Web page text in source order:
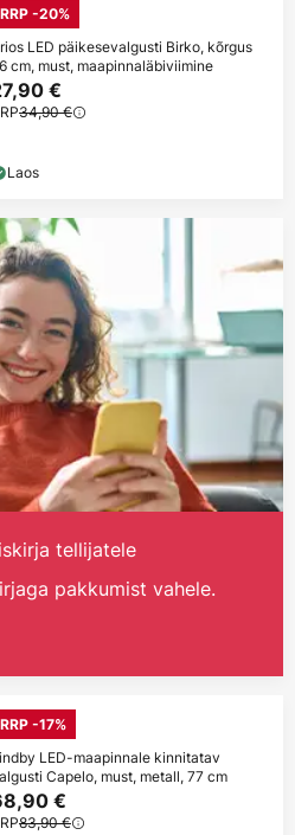
RRP -20%
LED päikesevalgusti Birko, kõrgus
cm, must, maapinnaläbiviimine
€
34,90 €
Laos
tellijatele
pakkumist vahele.
RRP -17%
LED-maapinnale kinnitatav
Capelo, must, metall, 77 cm
€
83,90 €